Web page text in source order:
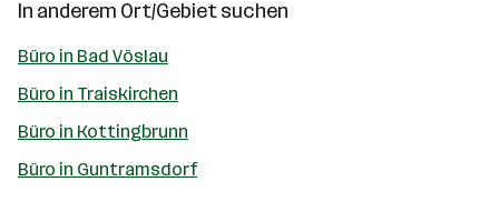
In anderem Ort/Gebiet suchen
Büro in Bad Vöslau
Büro in Traiskirchen
Büro in Kottingbrunn
Büro in Guntramsdorf